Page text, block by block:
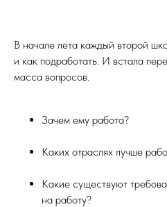
В начале лета каждый второй
и как подработать. И встала
масса вопросов.
Зачем ему работа?
Каких отраслях лучше
Какие существуют
на работу?